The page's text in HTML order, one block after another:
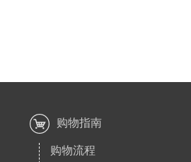
购物指南
购物流程